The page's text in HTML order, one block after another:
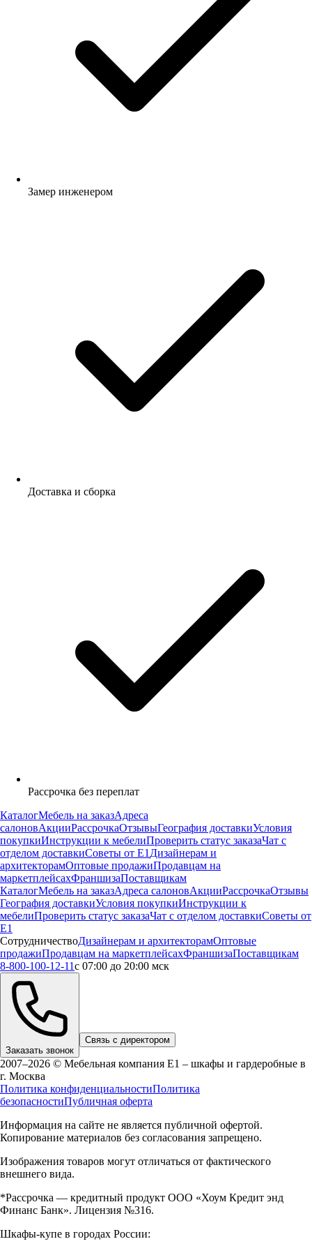
Замер инженером
Доставка и сборка
Рассрочка без переплат
КаталогМебель на заказАдреса
салоновАкцииРассрочкаОтзывыГеография доставкиУсловия
покупкиИнструкции к мебелиПроверить статус заказаЧат с
отделом доставкиСоветы от Е1 Дизайнерам и
архитекторамОптовые продажиПродавцам на
маркетплейсахФраншизаПоставщикам
КаталогМебель на заказАдреса салоновАкцииРассрочкаОтзывы
География доставкиУсловия покупкиИнструкции к
мебелиПроверить статус заказаЧат с отделом доставкиСоветы от
Е1
СотрудничествоДизайнерам и архитекторамОптовые
продажиПродавцам на маркетплейсахФраншизаПоставщикам
8-800-100-12-11с 07:00 до 20:00 мск
Заказать звонок
Связь с директором
2007–2026 © Мебельная компания Е1 – шкафы и гардеробные в
г. Москва
Политика конфиденциальностиПолитика
безопасностиПубличная оферта
Информация на сайте не является публичной офертой.
Копирование материалов без согласования запрещено.
Изображения товаров могут отличаться от фактического
внешнего вида.
*Рассрочка — кредитный продукт ООО «Хоум Кредит энд
Финанс Банк». Лицензия №316.
Шкафы-купе в городах России: